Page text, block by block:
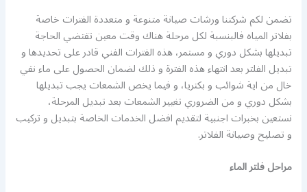
تضمن لكم شركتنا ورشات صيانة متنوعة و متعددة الفترات خاصة
بفلاتر المياه فالبنسبة لكل مرحلة هناك وقت معين تقتضي الحاجة
تبديلها بشكل دوري و مستمر، هذه الفترات الفني قادر على تحديدها و
تبديل الفلتر بعد انتهاء هذه الفترة و ذلك لضمان الحصول على ماء نقي
خال من اية شوائب و بكتريا، و فيما يخص الشمعات يجب تبديلها
بشكل دوري و من الضروري تغيير الشمعات بعد تبديل المرحلة،
نستعين بخبرات اجنبية لتقديم افضل الخدمات الخاصة بتبديل و تركيب
و تصليح وصيانة الفلاتر.
مراحل فلتر الماء